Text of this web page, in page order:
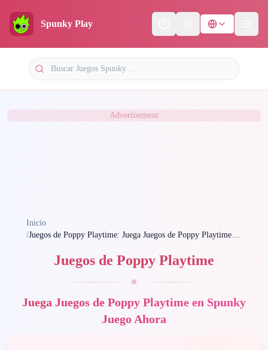
Spunky Play Theme
Advertisement
Inicio
/Juegos de Poppy Playtime: Juega Juegos de Poppy Playtime en
Juegos de Poppy Playtime
Juega Juegos de Poppy Playtime en Spunky
Juego Ahora